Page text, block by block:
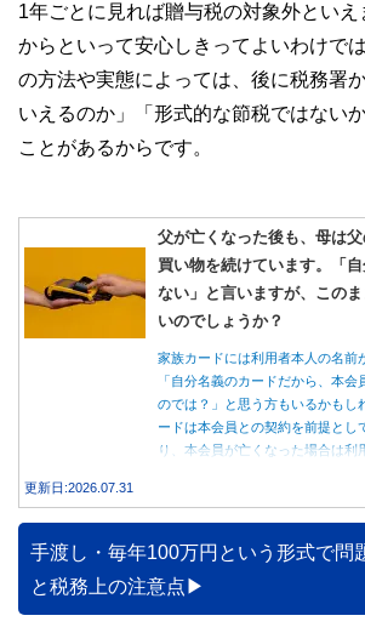
1年ごとに見れば贈与税の対象外とい
からといって安心しきってよいわけで
の方法や実態によっては、後に税務署
いえるのか」「形式的な節税ではない
ことがあるからです。
父が亡くなった後も、母は
買い物を続けています。「
ない」と言いますが、この
いのでしょうか？
家族カードには利用者本人の名前
「自分名義のカードだから、本会
のでは？」と思う方もいるかもし
ードは本会員との契約を前提とし
り、本会員が亡くなった場合は
族が行うべき手続きについて分か
更新日:2026.07.31
手渡し・毎年100万円という形式で問
と税務上の注意点